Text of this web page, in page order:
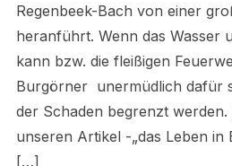
Regenbeek-Bach von einer
heranführt. Wenn das Wasser
kann bzw. die fleißigen
Burgörner unermüdlich dafür
der Schaden begrenzt werden.
unseren Artikel -„das Leben in
[…]